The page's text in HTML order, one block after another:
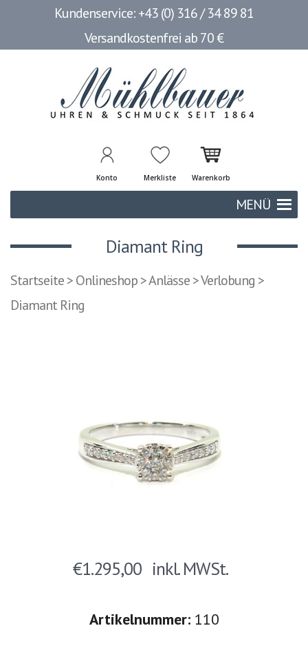
Kundenservice: +43 (0) 316 / 34 89 81
Versandkostenfrei ab 70 €
Konto Merkliste Warenkorb
MENÜ
Diamant Ring
Startseite>Onlineshop>Anlässe>Verlobung >
Diamant Ring
€1.295,00 inkl. MWSt.
Artikelnummer: 110